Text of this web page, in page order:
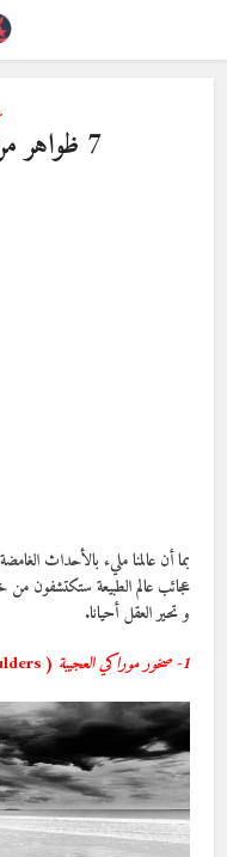
7 ظواهر من عجائب عالم الطبيعة
عجائب عالم الطبيعة ستكتشفون من
و تحير العقل أحيانا.
1- صخور موراكي العجيبة
( Moeraki Boulders )